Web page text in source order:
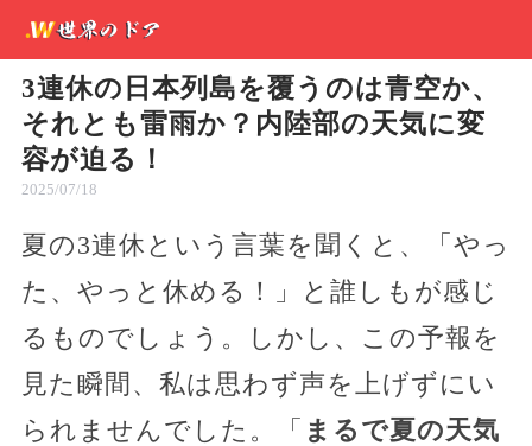
3連休の日本列島を覆うのは青空か、
それとも雷雨か？内陸部の天気に変
容が迫る！
2025/07/18
夏の3連休という言葉を聞くと、「やっ
た、やっと休める！」と誰しもが感じ
るものでしょう。しかし、この予報を
見た瞬間、私は思わず声を上げずにい
られませんでした。「 まるで夏の天気